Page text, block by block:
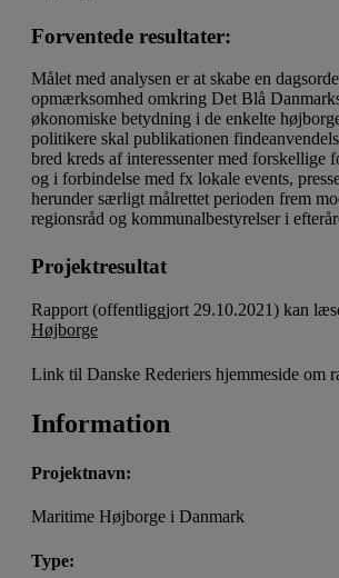
Forventede resultater:
Målet med analysen er at skabe en
opmærksomhed omkring Det Blå
økonomiske betydning i de enkelte
politikere skal publikationen
bred kreds af interessenter med forskellige
og i forbindelse med fx lokale events,
herunder særligt målrettet perioden frem
regionsråd og kommunalbestyrelser i
Projektresultat
Rapport (offentliggjort 29.10.2021) kan
Højborge
Link til Danske Rederiers hjemmeside om
Information
Projektnavn:
Maritime Højborge i Danmark
Type: